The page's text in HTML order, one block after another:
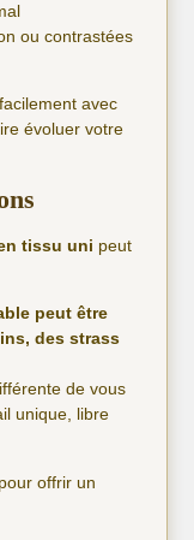
ou contrastées
avec
évoluer votre
tissu uni peut
peut être
des strass
de vous
unique, libre
offrir un